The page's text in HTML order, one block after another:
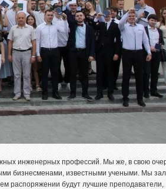
инженерных профессий. Мы же, в свою
бизнесменами, известными учеными. Мы
распоряжении будут лучшие преподаватели,